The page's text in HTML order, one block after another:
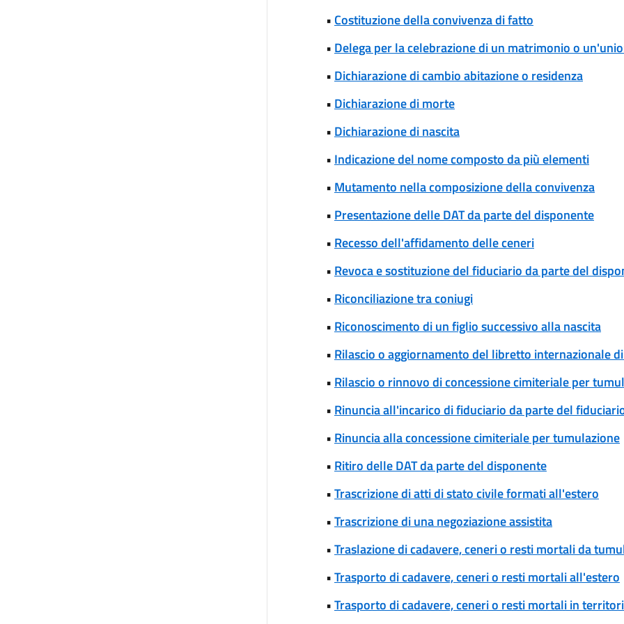
• Costituzione della convivenza di fatto
• Delega per la celebrazione di un matrimonio o
• Dichiarazione di cambio abitazione o residenza
• Dichiarazione di morte
• Dichiarazione di nascita
• Indicazione del nome composto da più elementi
• Mutamento nella composizione della convivenza
• Presentazione delle DAT da parte del disponente
• Recesso dell'affidamento delle ceneri
• Revoca e sostituzione del fiduciario da parte del
• Riconciliazione tra coniugi
• Riconoscimento di un figlio successivo alla nascita
• Rilascio o aggiornamento del libretto internazionale
• Rilascio o rinnovo di concessione cimiteriale per
• Rinuncia all'incarico di fiduciario da parte del
• Rinuncia alla concessione cimiteriale per tumulazione
• Ritiro delle DAT da parte del disponente
•Trascrizione di atti di stato civile formati all'estero
•Trascrizione di una negoziazione assistita
•Traslazione di cadavere, ceneri o resti mortali da
•Trasporto di cadavere, ceneri o resti mortali all'estero
•Trasporto di cadavere, ceneri o resti mortali in